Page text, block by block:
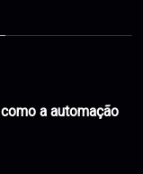
a automação